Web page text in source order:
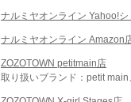
ナルミヤオンライン Yahoo!
ナルミヤオンライン Amazon
ZOZOTOWN petitmain店
取り扱いブランド：petit